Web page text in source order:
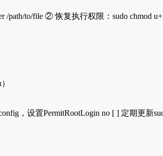
path/to/file ② 恢复执行权限：sudo chmod
，设置PermitRootLogin no [ ] 定期更新